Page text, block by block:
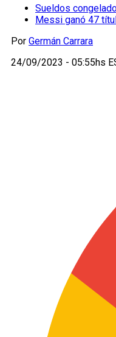
Sueldos
Messi ganó 47
Por Germán Carrara
24/09/2023 - 05:55hs